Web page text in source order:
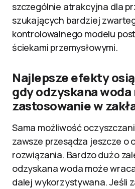
szczególnie atrakcyjna dla
szukających bardziej
kontrolowalnego modelu
ściekami przemysłowymi.
Najlepsze efekty
gdy odzyskana woda
zastosowanie w
Sama możliwość
zawsze przesądza jeszcze o
rozwiązania. Bardzo dużo
odzyskana woda może
dalej wykorzystywana. Jeśli